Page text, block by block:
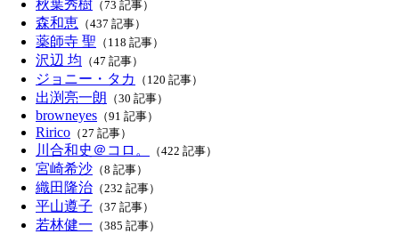
秋葉秀樹 （73 記事）
森和恵 （437 記事）
薬師寺 聖 （118 記事）
沢辺 均 （47 記事）
ジョニー・タカ （120 記事）
出渕亮一朗 （30 記事）
browneyes （91 記事）
Ririco （27 記事）
川合和史＠コロ。 （422 記事）
宮崎希沙 （8 記事）
織田隆治 （232 記事）
平山遵子 （37 記事）
若林健一 （385 記事）